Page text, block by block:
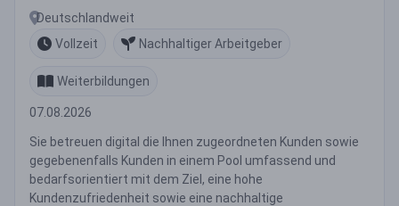
Deutschlandweit
Vollzeit
Nachhaltiger Arbeitgeber
Weiterbildungen
07.08.2026
Sie betreuen digital die Ihnen zugeordneten Kunden sowie
gegebenenfalls Kunden in einem Pool umfassend und
bedarfsorientiert mit dem Ziel, eine hohe
Kundenzufriedenheit sowie eine nachhaltige